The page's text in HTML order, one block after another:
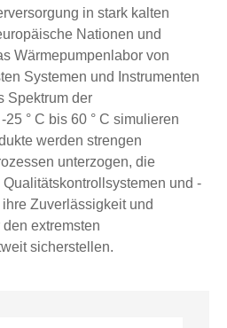
in stark kalten
Nationen und
Wärmepumpenlabor von
Systemen und Instrumenten
Spektrum der
° C bis 60 ° C simulieren
werden strengen
unterzogen, die
und -
Zuverlässigkeit und
extremsten
sicherstellen.